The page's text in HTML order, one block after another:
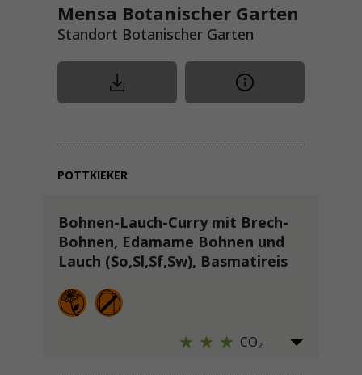
Mensa Botanischer Garten
Standort Botanischer Garten
POTTKIEKER
Bohnen-Lauch-Curry mit Brech-
Bohnen, Edamame Bohnen und
Lauch (So,Sl,Sf,Sw), Basmatireis
CO₂